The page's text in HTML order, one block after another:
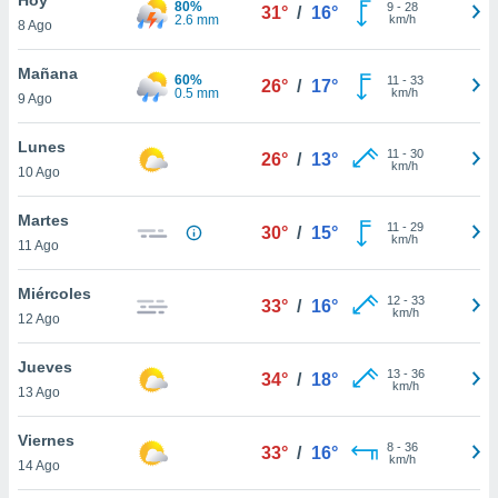
y
en
más
de
8 Ago
80%
2.6 mm
31° / 16° 9- 28
km/h
Mañana
9 Ago
60%
0.5 mm
26° / 17° 11 - 33
km/h
Lunes
10 Ago
26° / 13° 11 - 30
km/h
Martes
11 Ago
30° / 15° 11 - 29
km/h
Miércoles
12 Ago
33° / 16° 12- 33
km/h
Jueves
13 Ago
34° / 18° 13- 36
km/h
Viernes
14 Ago
33° / 16° 8- 36
km/h